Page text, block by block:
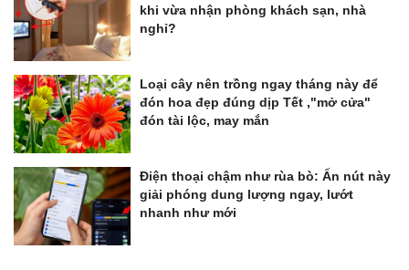
khi vừa nhận phòng khách sạn, nhà
nghỉ?
Loại cây nên trồng ngay tháng này để
đón hoa đẹp đúng dịp Tết ,"mở cửa"
đón tài lộc, may mắn
Điện thoại chậm như rùa bò: Ấn nút này
giải phóng dung lượng ngay, lướt
nhanh như mới